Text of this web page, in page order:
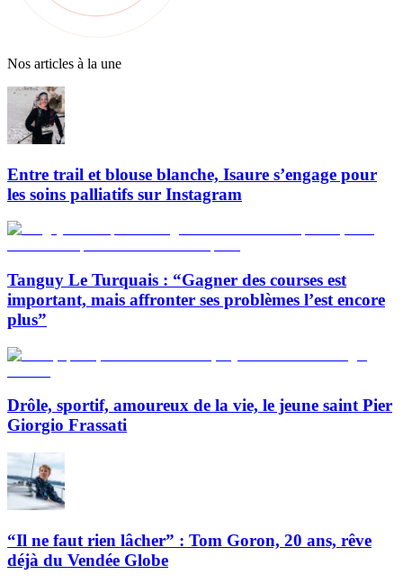
Nos articles à la une
Entre trail et blouse blanche, Isaure s’engage pour
les soins palliatifs sur Instagram
Tanguy Le Turquais : “Gagner des courses est
important, mais affronter ses problèmes l’est encore
plus”
Drôle, sportif, amoureux de la vie, le jeune saint Pier
Giorgio Frassati
“Il ne faut rien lâcher” : Tom Goron, 20 ans, rêve
déjà du Vendée Globe